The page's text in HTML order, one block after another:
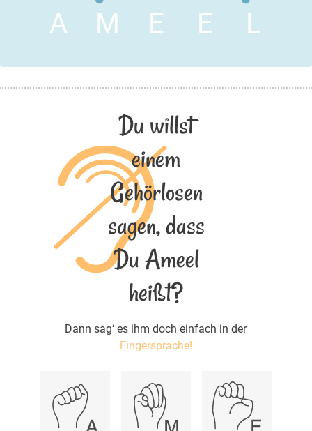
A M E E L
Du willst
einem
Gehörlosen
sagen, dass
Du Ameel
heißt?
Dann sag‘ es ihm doch einfach in der
Fingersprache!